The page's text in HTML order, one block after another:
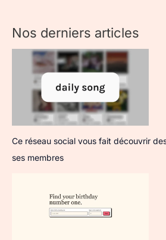
Nos derniers articles
Ce réseau social vous fait découvrir
ses membres